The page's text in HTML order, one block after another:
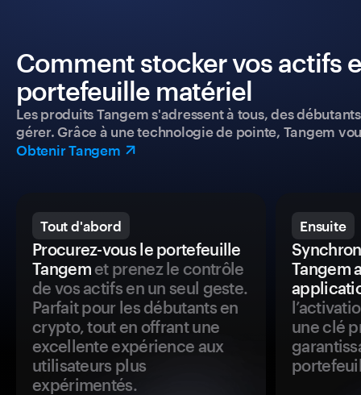
Comment stocker vos actifs
portefeuille matériel
Les produits Tangem s'adressent à tous, des
gérer. Grâce à une technologie de pointe, Tangem
Obtenir Tangem
Tout d'abord
Procurez-vous le portefeuille
Tangemet prenez le contrôle
de vos actifs en un seul geste.
Parfait pour les débutants en
crypto, tout en offrant une
excellente expérience aux
utilisateurs plus
expérimentés.
Ensuite
Tangem
une clé